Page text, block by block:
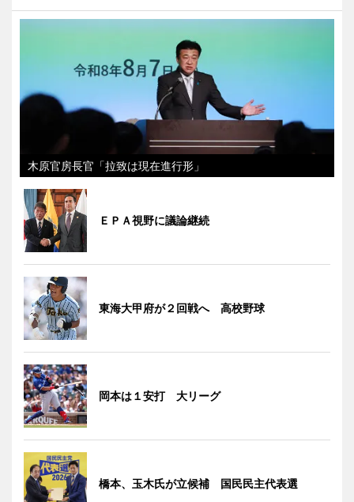
木原官房長官「拉致は現在進行形」
ＥＰＡ視野に議論継続
東海大甲府が２回戦へ 高校野球
岡本は１安打 大リーグ
橋本、玉木氏が立候補 国民民主代表選